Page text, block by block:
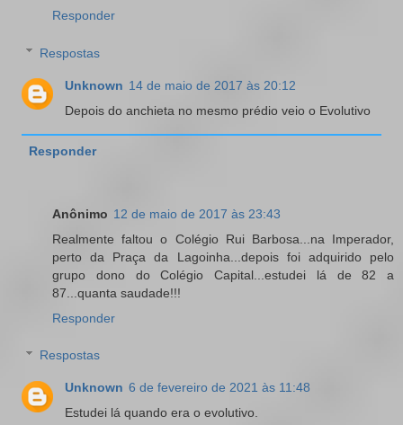
Responder
Respostas
Unknown 14 de maio de 2017 às 20:12
Depois do anchieta no mesmo prédio veio o Evolutivo
Responder
Anônimo 12 de maio de 2017 às 23:43
Realmente faltou o Colégio Rui Barbosa...na Imperador,
perto da Praça da Lagoinha...depois foi adquirido pelo
grupo dono do Colégio Capital...estudei lá de 82 a
87...quanta saudade!!!
Responder
Respostas
Unknown 6 de fevereiro de 2021 às 11:48
Estudei lá quando era o evolutivo.